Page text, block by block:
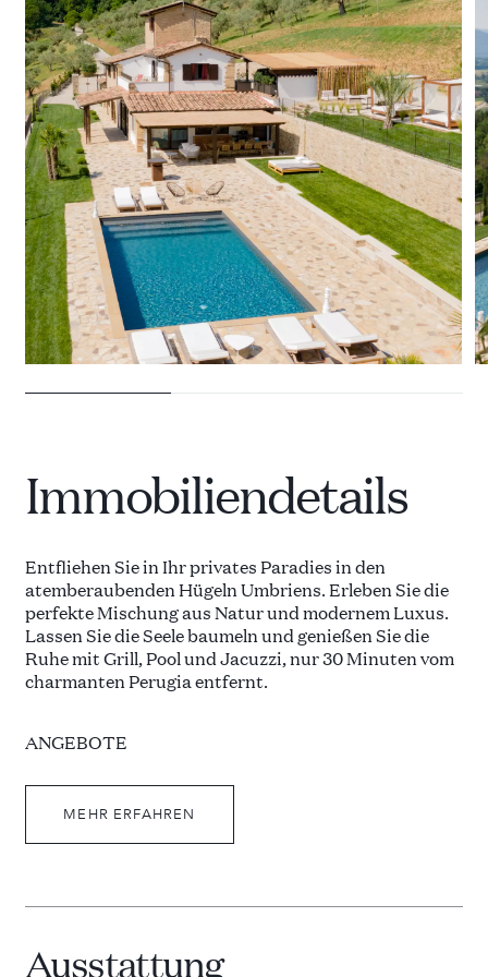
28 VILLEN ZU VERMIETEN
Immobiliendetails
Entfliehen Sie in Ihr privates Paradies in den
atemberaubenden Hügeln Umbriens. Erleben Sie die
perfekte Mischung aus Natur und modernem Luxus.
Lassen Sie die Seele baumeln und genießen Sie die
Ruhe mit Grill, Pool und Jacuzzi, nur 30 Minuten vom
charmanten Perugia entfernt.
ANGEBOTE
Terrassenbereich mit Sofalandschaft
MEHR ERFAHREN
Ausstattung